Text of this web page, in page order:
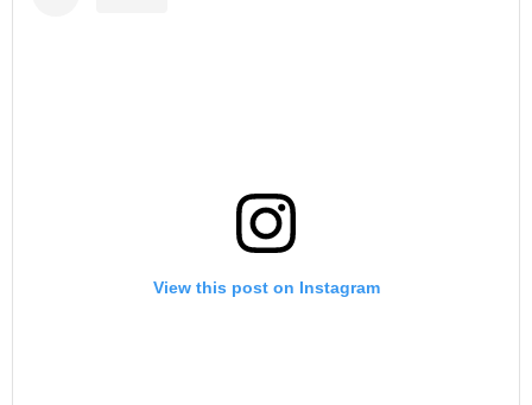
View this post on Instagram